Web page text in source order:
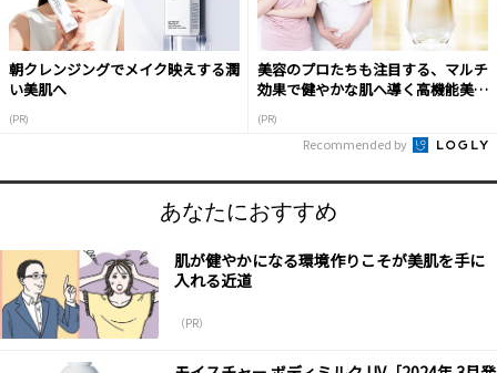
朝クレンジングでメイク映えする潤
い美肌へ
(PR)
美容のプロたちも注目する、マルチ
効果で健やかな肌へ導く高機能美容
(PR)
Recommended by
あなたにおすすめ
肌が健やかになる環境作りこそが美肌を手に
入れる近道
（PR）